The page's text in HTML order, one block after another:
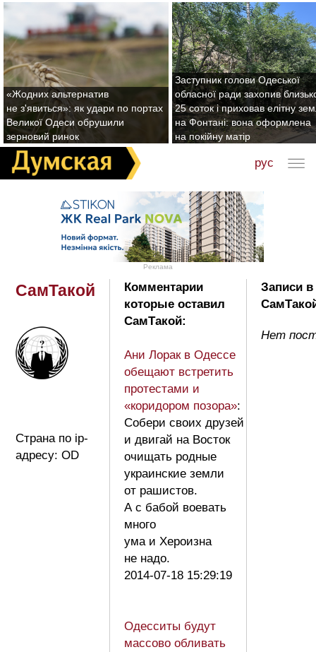
«Жодних альтернатив
не з'явиться»: як удари по портах
Великої Одеси обрушили
зерновий ринок
Заступник голови Одеської
обласної ради захопив
25 соток і приховав елітну
на Фонтані: вона оформлена
на покійну матір
рус
Реклама
СамТакой
Страна по ip-
адресу: OD
Комментарии
которые оставил
СамТакой:
Ани Лорак в Одессе
обещают встретить
протестами и
«коридором позора»:
Собери своих друзей
и двигай на Восток
очищать родные
украинские земли
от рашистов.
А с бабой воевать
много
ума и Хероизна
не надо.
2014-07-18 15:29:19
Одесситы будут
массово обливать
Записи
Нет